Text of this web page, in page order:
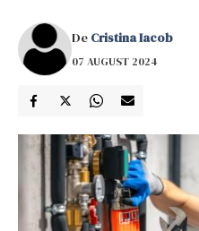
De Cristina Iacob
07 AUGUST 2024